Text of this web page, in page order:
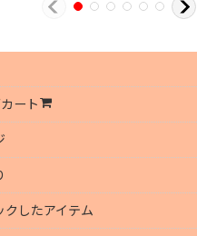
ート
クしたアイテム